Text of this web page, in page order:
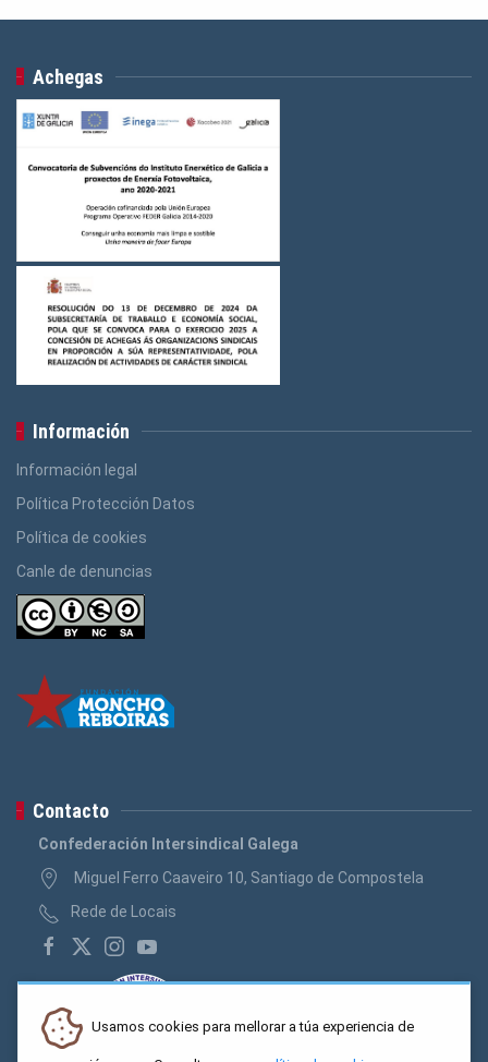
Achegas
Información
Información legal
Política Protección Datos
Política de cookies
Canle de denuncias
Contacto
Confederación Intersindical Galega
Miguel Ferro Caaveiro 10, Santiago de Compostela
Rede de Locais
Usamos cookies para mellorar a túa experiencia de